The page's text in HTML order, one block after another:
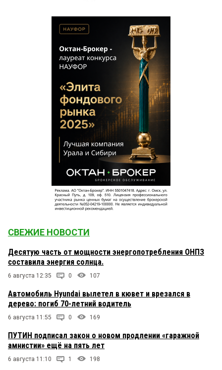
СВЕЖИЕ НОВОСТИ
Десятую часть от мощности энергопотребления ОНПЗ
составила энергия солнца.
6 августа 12:35 0 107
Автомобиль Hyundai вылетел в кювет и врезался в
дерево: погиб 70-летний водитель
6 августа 11:55 0 169
ПУТИН подписал закон о новом продлении «гаражной
амнистии» ещё на пять лет
6 августа 11:10 1 198